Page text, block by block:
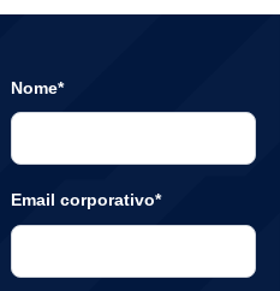
Nome*
Email corporativo*